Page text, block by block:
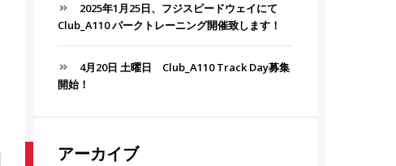
2025年1月25日、フジスピードウェイにて
Club_A110 パークトレーニング開催致します！
4月20日 土曜日 Club_A110 Track Day募集
開始！
アーカイブ